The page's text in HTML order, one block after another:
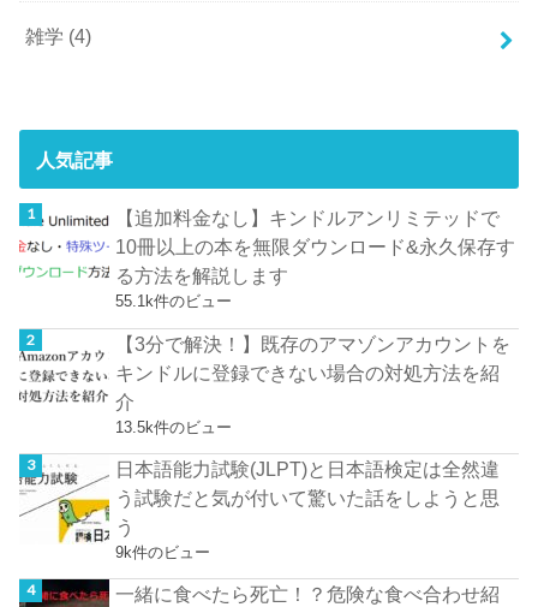
雑学 (4)
人気記事
【追加料金なし】キンドルアンリミテッドで
10冊以上の本を無限ダウンロード&永久保存す
る方法を解説します
55.1k件のビュー
【3分で解決！】既存のアマゾンアカウントを
キンドルに登録できない場合の対処方法を紹
介
13.5k件のビュー
日本語能力試験(JLPT)と日本語検定は全然違
う試験だと気が付いて驚いた話をしようと思
う
9k件のビュー
一緒に食べたら死亡！？危険な食べ合わせ紹